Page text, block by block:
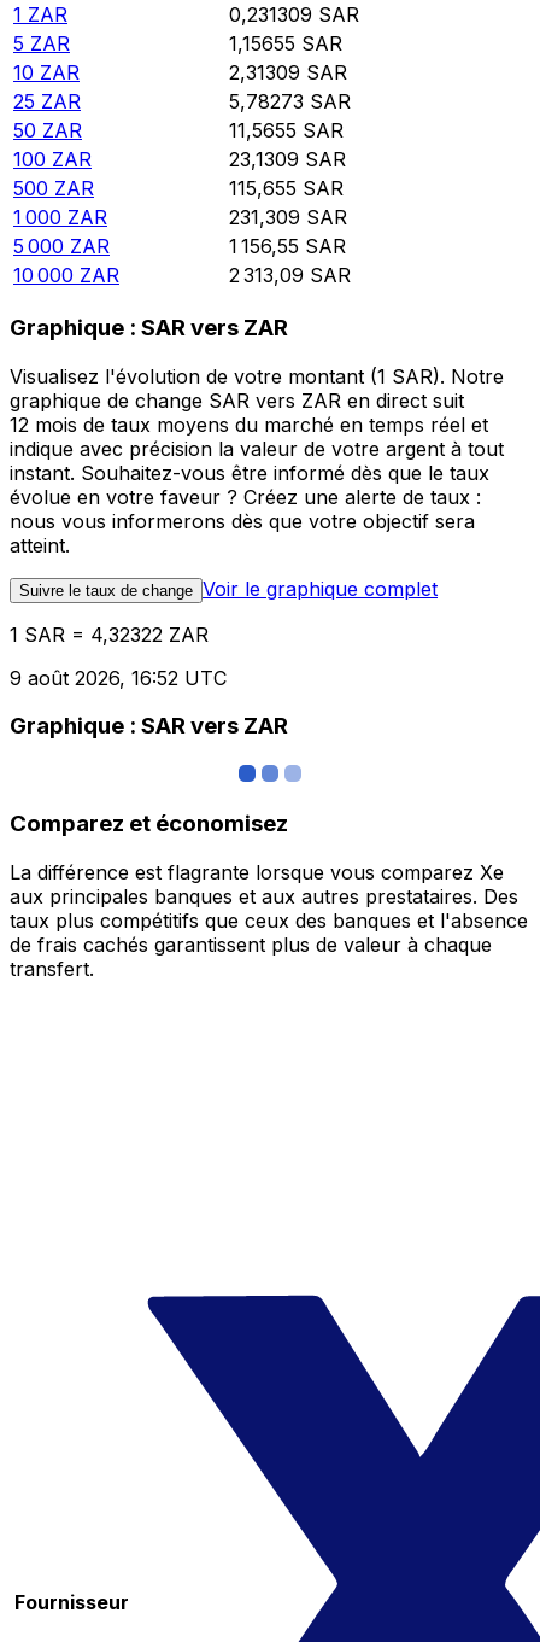
1 ZAR 0,231309 SAR
5 ZAR 1,15655 SAR
10 ZAR 2,31309 SAR
25 ZAR 5,78273 SAR
50 ZAR 11,5655 SAR
100 ZAR 23,1309 SAR
500 ZAR 115,655 SAR
1 000 ZAR 231,309 SAR
5 000 ZAR 1 156,55 SAR
10 000 ZAR 2 313,09 SAR
Graphique : SAR vers ZAR
Visualisez l'évolution de votre montant (1 SAR). Notre
graphique de change SAR vers ZAR en direct suit
12 mois de taux moyens du marché en temps réel et
indique avec précision la valeur de votre argent à tout
instant. Souhaitez-vous être informé dès que le taux
évolue en votre faveur ? Créez une alerte de taux :
nous vous informerons dès que votre objectif sera
atteint.
Suivre le taux de change Voir le graphique complet
1 SAR = 4,32322 ZAR
9 août 2026, 16:52 UTC
Graphique : SAR vers ZAR
Comparez et économisez
La différence est flagrante lorsque vous comparez Xe
aux principales banques et aux autres prestataires. Des
taux plus compétitifs que ceux des banques et l'absence
de frais cachés garantissent plus de valeur à chaque
transfert.
Fournisseur